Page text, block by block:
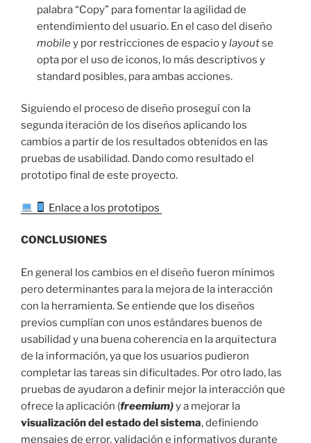
palabra “Copy” para fomentar la agilidad de
entendimiento del usuario. En el caso del diseño
mobiley por restricciones de espacio ylayoutse
opta por el uso de iconos, lo más descriptivos y
standard posibles, para ambas acciones.
Siguiendo el proceso de diseño proseguí con la
segunda iteración de los diseños aplicando los
cambios a partir de los resultados obtenidos en las
pruebas de usabilidad. Dando como resultado el
prototipo final de este proyecto.
Enlace a los prototipos
CONCLUSIONES
En general los cambios en el diseño fueron mínimos
pero determinantes para la mejora de la interacción
con la herramienta. Se entiende que los diseños
previos cumplían con unos estándares buenos de
usabilidad y una buena coherencia en la arquitectura
de la información, ya que los usuarios pudieron
completar las tareas sin dificultades. Por otro lado, las
pruebas de ayudaron a definir mejor la interacción que
ofrece la aplicación (freemium)y a mejorar la
visualización del estado del sistema, definiendo
mensajes de error, validación e informativos durante